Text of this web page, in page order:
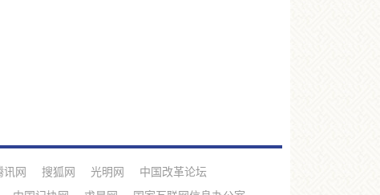
讯网 搜狐网 光明网
中国改革论坛